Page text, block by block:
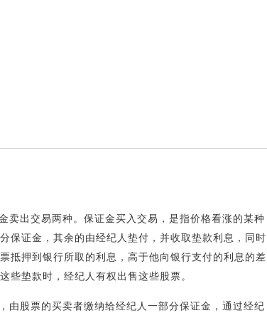
卖出交易两种。保证金买入交易，是指价格看涨的某种
保证金，其余的由经纪人垫付，并收取垫款利息，同时
抵押到银行所取的利息，高于他向银行支付的利息的差
些垫款时，经纪人有权出售这些股票。
由股票的买卖者缴纳给经纪人一部分保证金，通过经纪